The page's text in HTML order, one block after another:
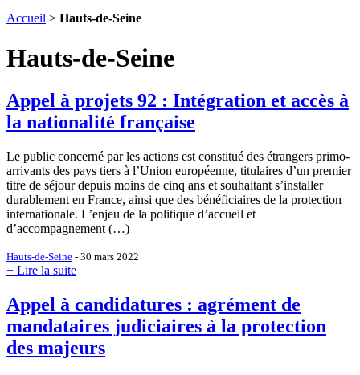
Accueil > Hauts-de-Seine
Hauts-de-Seine
Appel à projets 92 : Intégration et accès à
la nationalité française
Le public concerné par les actions est constitué des étrangers primo-
arrivants des pays tiers à l’Union européenne, titulaires d’un premier
titre de séjour depuis moins de cinq ans et souhaitant s’installer
durablement en France, ainsi que des bénéficiaires de la protection
internationale. L’enjeu de la politique d’accueil et
d’accompagnement (…)
Hauts-de-Seine - 30 mars 2022
+ Lire la suite
Appel à candidatures : agrément de
mandataires judiciaires à la protection
des majeurs